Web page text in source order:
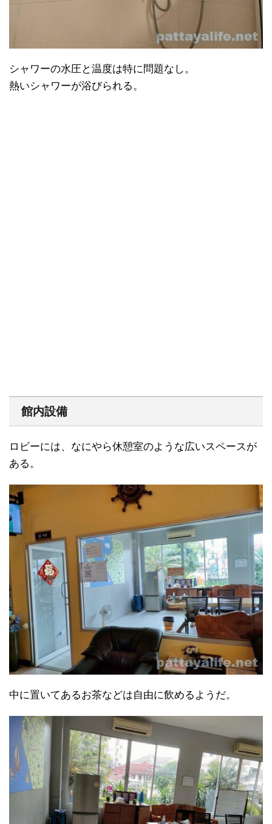
シャワーの水圧と温度は特に問題なし。
熱いシャワーが浴びられる。
館内設備
ロビーには、なにやら休憩室のような広いスペースが
ある。
中に置いてあるお茶などは自由に飲めるようだ。